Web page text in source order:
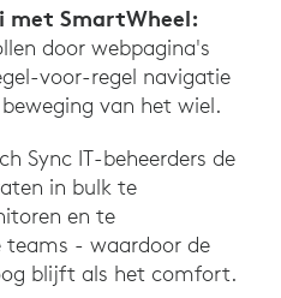
met SmartWheel:
door webpagina's
voor-regel navigatie
van het wiel.
Sync IT-beheerders de
in bulk te
en te
teams - waardoor de
blijft als het comfort.